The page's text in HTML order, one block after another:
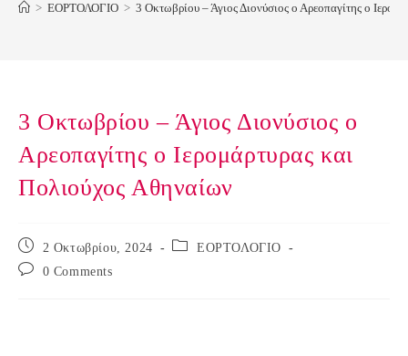
> ΕΟΡΤΟΛΟΓΙΟ > 3 Οκτωβρίου – Άγιος Διονύσιος ο Αρεοπαγίτης ο
3 Οκτωβρίου – Άγιος Διονύσιος ο
Αρεοπαγίτης ο Ιερομάρτυρας και
Πολιούχος Αθηναίων
Post
published:
2 Οκτωβρίου, 2024
Post ΕΟΡΤΟΛΟΓΙΟ
Post
0 Comments